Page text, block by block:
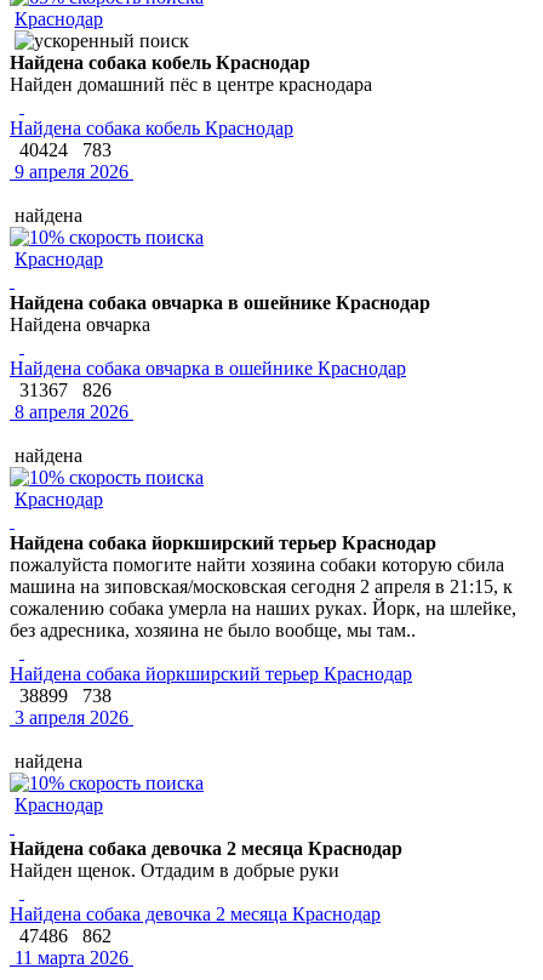
Краснодар
Найдена собака кобель Краснодар
Найден домашний пёс в центре краснодара
Найдена собака кобель Краснодар
40424
783
9 апреля 2026
найдена
Краснодар
Найдена собака овчарка в ошейнике Краснодар
Найдена овчарка
Найдена собака овчарка в ошейнике Краснодар
31367
826
8 апреля 2026
найдена
Краснодар
Найдена собака йоркширский терьер Краснодар
пожалуйста помогите найти хозяина собаки которую сбила
машина на зиповская/московская сегодня 2 апреля в 21:15, к
сожалению собака умерла на наших руках. Йорк, на шлейке,
без адресника, хозяина не было вообще, мы там..
Найдена собака йоркширский терьер Краснодар
38899
738
3 апреля 2026
найдена
Краснодар
Найдена собака девочка 2 месяца Краснодар
Найден щенок. Отдадим в добрые руки
Найдена собака девочка 2 месяца Краснодар
47486
862
11 марта 2026